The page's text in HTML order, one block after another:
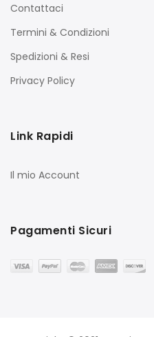
Contattaci
Termini & Condizioni
Spedizioni & Resi
Privacy Policy
Link Rapidi
Il mio Account
Pagamenti Sicuri